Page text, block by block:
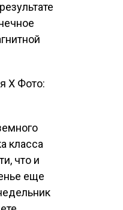
Фото:
класса
что и
еще